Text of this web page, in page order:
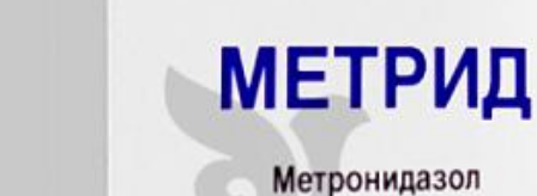
введения Веракола в дозе 50 мг/кг массы тела.
может быть эффективно внутримышечное введение
Однократное введение перед операцией в дозе 50-80 мг/кг
10-14 дней. Рекомендации о дозировке при сифилисе, в том
и местные руководства. Диссеминированный Лайм-боррелиоз
дня. Рекомендуемая продолжительность лечения варьирует.
Веракол противопоказан недоношенным новорожденным в
применения** Показания 20-50 мг/кг массы тела 1 раз в